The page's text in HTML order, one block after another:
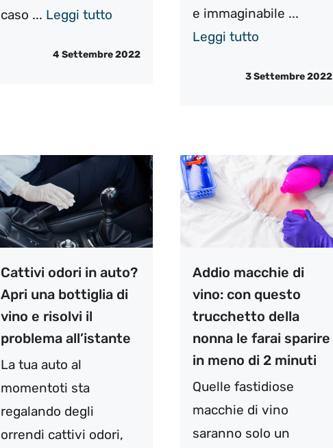
caso ... Leggi tutto
4 Settembre 2022
e immaginabile ...
Leggi tutto
3 Settembre 2022
Cattivi odori in auto?
Apri una bottiglia di
vino e risolvi il
problema all’istante
La tua auto al
momentoti sta
regalando degli
orrendi cattivi odori,
Addio macchie di
vino: con questo
trucchetto della
nonna le farai sparire
in meno di 2 minuti
Quelle fastidiose
macchie di vino
saranno solo un